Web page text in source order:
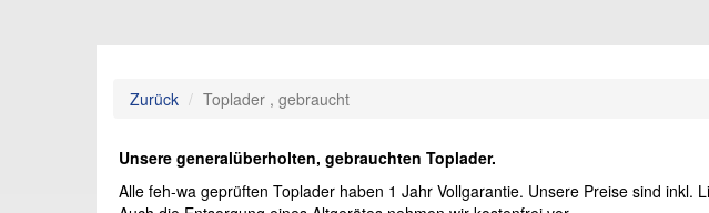
Zurück Toplader , gebraucht
Unsere generalüberholten, gebrauchten Toplader.
Alle feh-wa geprüften Toplader haben 1 Jahr Vollgarantie. Unsere Preise sind inkl.